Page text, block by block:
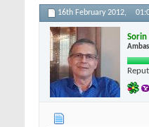
16th February 2012,
Sorin